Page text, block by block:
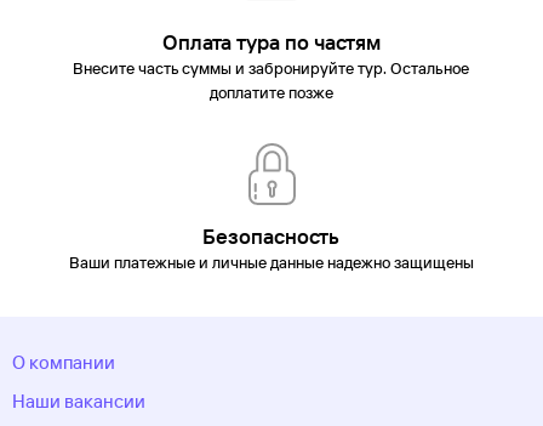
Оплата тура по частям
Внесите часть суммы и забронируйте тур. Остальное
доплатите позже
Безопасность
Ваши платежные и личные данные надежно защищены
О компании
Наши вакансии